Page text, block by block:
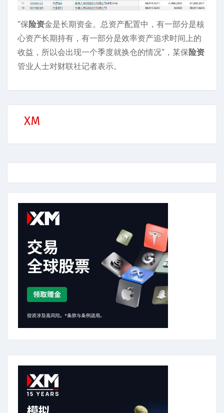
“保险资金是长期资金。总资产配置中，有一部分是核
心资产长期持有，有一部分是效率资产追求时间上的
收益，所以会出现一个季度就换仓的情况”，某保险资
管业人士对财联社记者表示。
XM